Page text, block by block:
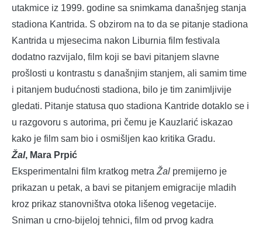
utakmice iz 1999. godine sa snimkama današnjeg stanja
stadiona Kantrida. S obzirom na to da se pitanje stadiona
Kantrida u mjesecima nakon Liburnia film festivala
dodatno razvijalo, film koji se bavi pitanjem slavne
prošlosti u kontrastu s današnjim stanjem, ali samim time
i pitanjem budućnosti stadiona, bilo je tim zanimljivije
gledati. Pitanje statusa quo stadiona Kantride dotaklo se i
u razgovoru s autorima, pri čemu je Kauzlarić iskazao
kako je film sam bio i osmišljen kao kritika Gradu.
Žal, Mara Prpić
Eksperimentalni film kratkog metra Žal premijerno je
prikazan u petak, a bavi se pitanjem emigracije mladih
kroz prikaz stanovništva otoka lišenog vegetacije.
Sniman u crno-bijeloj tehnici, film od prvog kadra